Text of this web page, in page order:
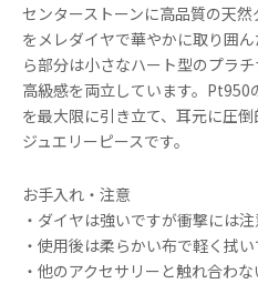
センターストーンに高品質の天
をメレダイヤで華やかに取り囲
ら部分は小さなハート型のプラ
高級感を両立しています。
を最大限に引き立て、耳元に圧
ジュエリーピースです。
お手入れ・注意
・ダイヤは強いですが衝撃には注
・使用後は柔らかい布で軽く拭い
・他のアクセサリーと触れ合わ